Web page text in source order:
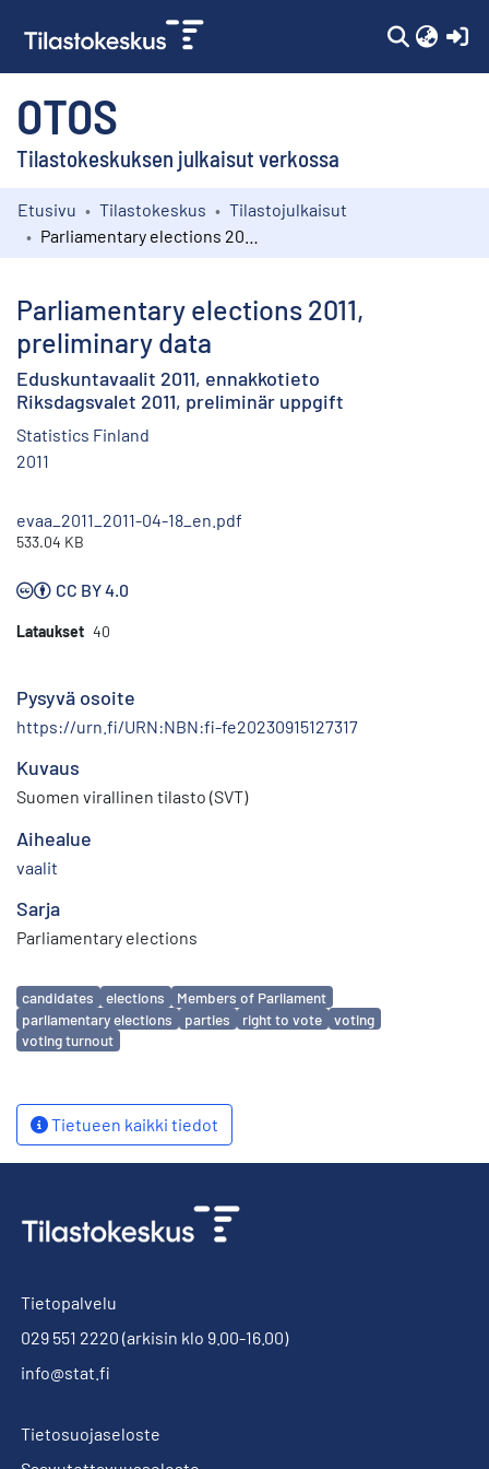
OTOS
Tilastokeskuksen julkaisut verkossa
Kokoelmat
Etusivu Tilastokeskus
Tilastojulkaisut
Parliamentary elections 2011,
preliminary data
Eduskuntavaalit 2011, ennakkotieto
Riksdagsvalet 2011, preliminär uppgift
Statistics Finland
2011
evaa_2011_2011-04-18_en.pdf
533.04 KB
CC BY 4.0
Lataukset 40
Pysyvä osoite
https://urn.fi/URN:NBN:fi-fe20230915127317
Kuvaus
Suomen virallinen tilasto (SVT)
Aihealue
vaalit
Sarja
Parliamentary elections
Avainsanat
candidates elections
Members of Parliament
parliamentary elections
parties right to vote
voting
voting turnout
Tietueen kaikki tiedot
Tietopalvelu
029 551 2220 (arkisin klo 9.00-16.00)
info@stat.fi
Tietosuojaseloste